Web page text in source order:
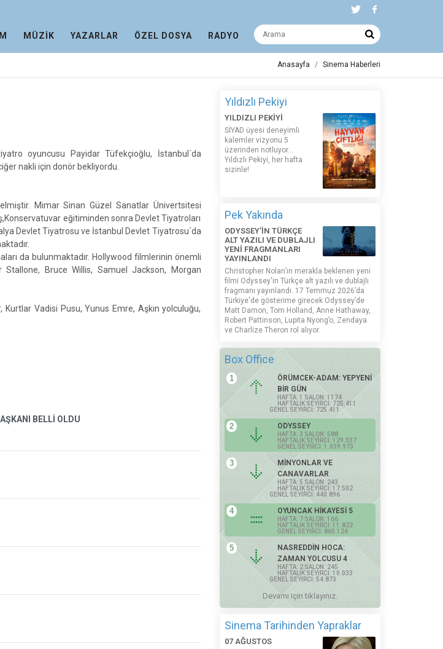
MÜZİK YAZARLAR ÖZEL DOSYA RADYO
Anasayfa Sinema Haberleri
oyuncusu Payidar Tüfekçioğlu, İstanbul´da
nakli için donör bekliyordu.
Mimar Sinan Güzel Sanatlar Ünivertsitesi
eğitiminden sonra Devlet Tiyatroları
Devlet Tiyatrosu ve İstanbul Devlet Tiyatrosu´da
da bulunmaktadır. Hollywood filmlerinin önemli
Stallone, Bruce Willis, Samuel Jackson, Morgan
Vadisi Pusu, Yunus Emre, Aşkın yolculuğu,
BELLİ OLDU
Yıldızlı Pekiyi
YILDIZLI PEKİYİ
SİYAD üyesi deneyimli
kalemler vizyonu 5
üzerinden notluyor...
Yıldızlı Pekiyi, her hafta
sizinle!
Pek Yakında
ODYSSEY'İN TÜRKÇE
ALT YAZILI VE DUBLAJLI
YENİ FRAGMANLARI
YAYINLANDI
Christopher Nolan’ın merakla beklenen yeni
filmi Odyssey'in Türkçe alt yazılı ve dublajlı
fragmanı yayınlandı. 17 Temmuz 2026’da
Türkiye'de gösterime girecek Odyssey’de
Matt Damon, Tom Holland, Anne Hathaway,
Robert Pattinson, Lupita Nyong’o, Zendaya
ve Charlize Theron rol alıyor.
Box Office
1
ÖRÜMCEK-ADAM: YEPYENİ
BİR GÜN
HAFTA: 1 SALON: 1174
HAFTALIK SEYİRCİ: 725.411
GENEL SEYİRCİ: 725.411
2 ODYSSEY
HAFTA: 3 SALON: 588
HAFTALIK SEYİRCİ: 129.337
GENEL SEYİRCİ: 1.039.973
3
MİNYONLAR VE
CANAVARLAR
HAFTA: 5 SALON: 243
HAFTALIK SEYİRCİ: 17.502
GENEL SEYİRCİ: 440.896
4 OYUNCAK HİKAYESİ 5
HAFTA: 7 SALON: 166
HAFTALIK SEYİRCİ: 11.822
GENEL SEYİRCİ: 860.124
5
NASREDDİN HOCA:
ZAMAN YOLCUSU 4
HAFTA: 2 SALON: 245
HAFTALIK SEYİRCİ: 10.033
GENEL SEYİRCİ: 54.873
Devamı için tıklayınız.
Sinema Tarihinden Yapraklar
07 AĞUSTOS